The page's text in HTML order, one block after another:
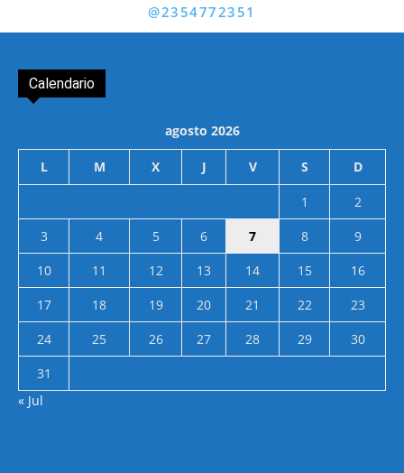
@2354772351
Calendario
agosto 2026
L M X J V S D
1
2
3
4 5 6 7 8
9
10
11 12 13 14 15
16
17
18 19 20 21 22
23
24
25 26 27 28 29
30
31
« Jul